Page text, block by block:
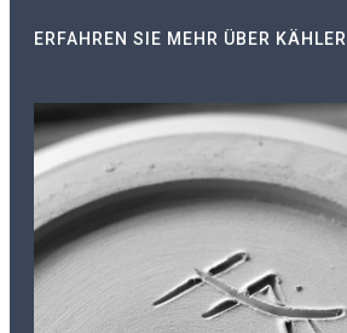
ERFAHREN SIE MEHR ÜBER KÄHLER